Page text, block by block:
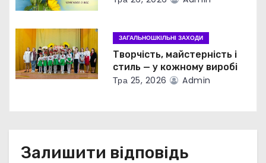
с
і
в
ЗАГАЛЬНОШКІЛЬНІ ЗАХОДИ
Творчість, майстерність і
стиль — у кожному виробі
Тра 25, 2026 Admin
Залишити відповідь